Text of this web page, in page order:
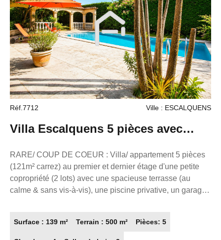
immobilier: Mathis HELLIO 06 75 34 03 40 La présente
annonce immobilière a été rédigée sous la responsabilité
éditoriale de M. ZAFRAN Frédéric, mandataire
indépendant en immobilier (sans détention de fonds),
agent commercial du Réseau France Proprio, immatriculé
au RSAC de Toulouse sous le numéro 503111049
titulaire de la carte de démarchage immobilier pour le
compte de la société France Proprio).
Réf.7712 Ville : ESCALQUENS
Villa Escalquens 5 pièces avec
grande terrasse et piscine
RARE/ COUP DE COEUR : Villa/ appartement 5 pièces
(121m² carrez) au premier et dernier étage d'une petite
copropriété (2 lots) avec une spacieuse terrasse (au
calme & sans vis-à-vis), une piscine privative, un garage,
(avec placard) d'une spacieuse et lumineuse pièce de vie
avec cuisine ouverte (équipée & aménagée) donnant sur
Surface : 139 m² Terrain : 500 m² Pièces: 5